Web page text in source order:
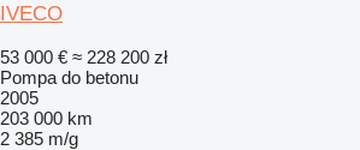
IVECO
53 000 € ≈ 228 200 zł
Pompa do betonu
2005
203 000 km
2 385 m/g